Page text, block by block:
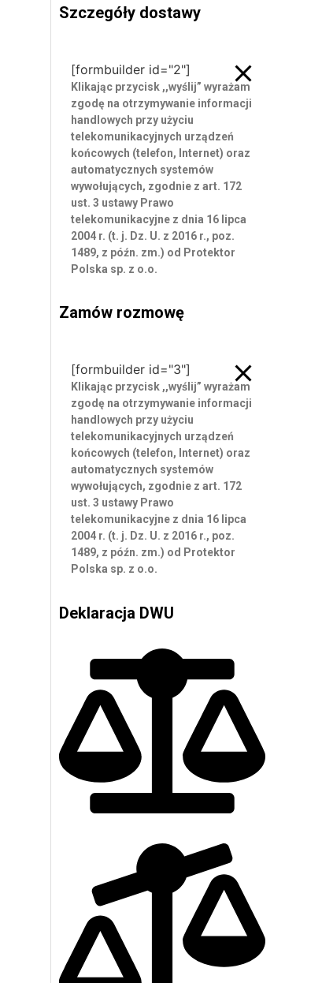
Szczegóły dostawy
[formbuilder id="2"]
Klikając przycisk ,,wyślij” wyrażam
zgodę na otrzymywanie informacji
handlowych przy użyciu
telekomunikacyjnych urządzeń
końcowych (telefon, Internet) oraz
automatycznych systemów
wywołujących, zgodnie z art. 172
ust. 3 ustawy Prawo
telekomunikacyjne z dnia 16 lipca
2004 r. (t. j. Dz. U. z 2016 r., poz.
1489, z późn. zm.) od Protektor
Polska sp. z o.o.
Zamów rozmowę
[formbuilder id="3"]
Klikając przycisk ,,wyślij” wyrażam
zgodę na otrzymywanie informacji
handlowych przy użyciu
telekomunikacyjnych urządzeń
końcowych (telefon, Internet) oraz
automatycznych systemów
wywołujących, zgodnie z art. 172
ust. 3 ustawy Prawo
telekomunikacyjne z dnia 16 lipca
2004 r. (t. j. Dz. U. z 2016 r., poz.
1489, z późn. zm.) od Protektor
Polska sp. z o.o.
Deklaracja DWU